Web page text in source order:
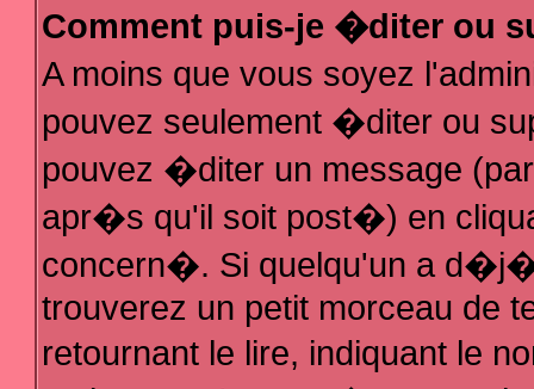
Comment puis-je �diter ou
A moins que vous soyez
pouvez seulement �diter ou
pouvez �diter un message
apr�s qu'il soit post�) en
concern�. Si quelqu'un a
trouverez un petit morceau de
retournant le lire, indiquant le